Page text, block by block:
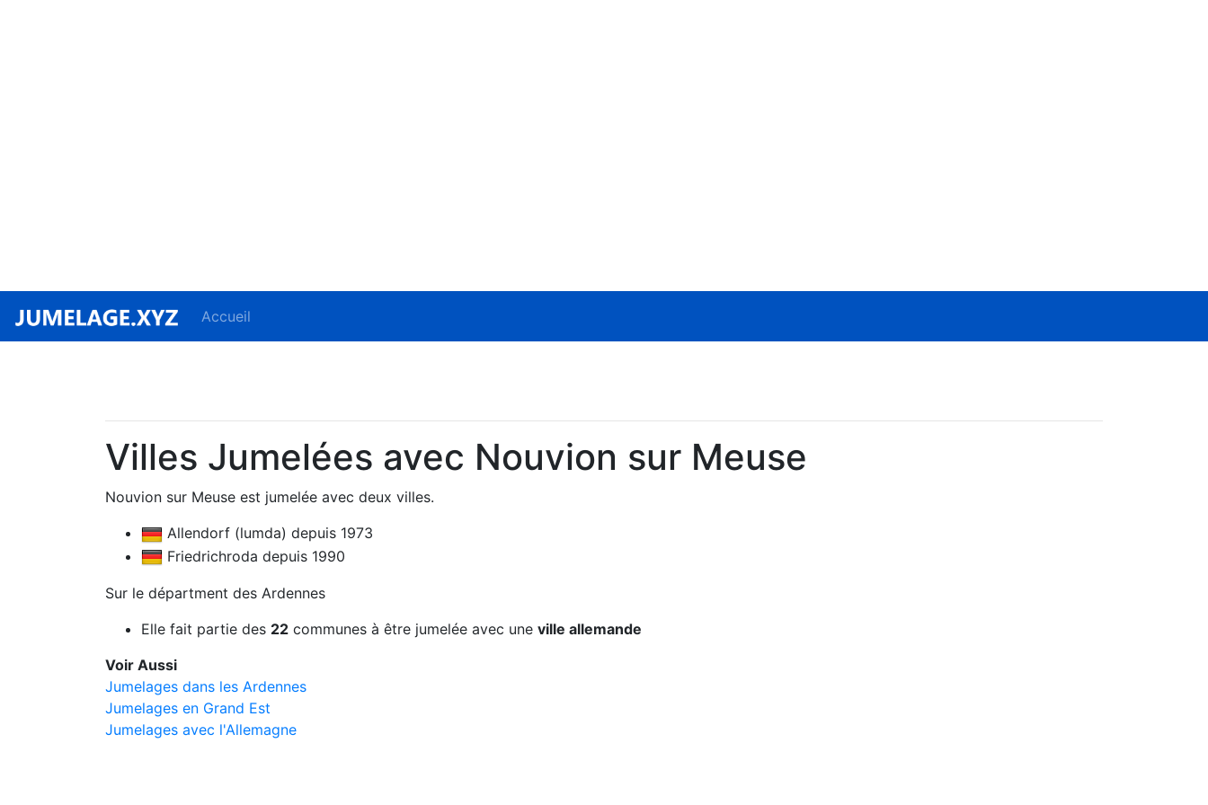
Accueil
Villes Jumelées avec Nouvion sur Meuse
Nouvion sur Meuse est jumelée avec deux villes.
Allendorf (lumda) depuis 1973
Friedrichroda depuis 1990
Sur le départment des Ardennes
Elle fait partie des 22 communes à être jumelée avec une ville allemande
Voir Aussi
Jumelages dans les Ardennes
Jumelages en Grand Est
Jumelages avec l'Allemagne